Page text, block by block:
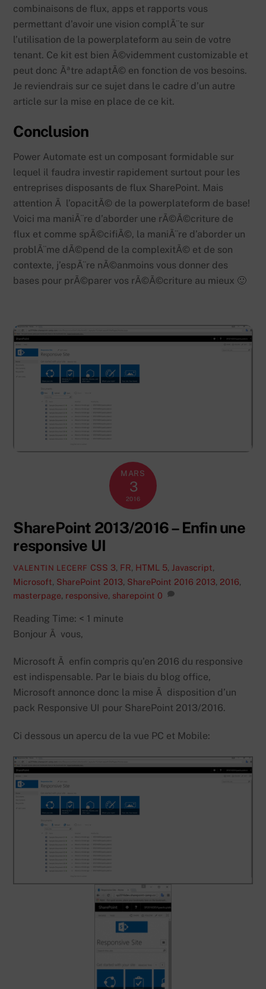
combinaisons de flux, apps et rapports vous
permettant d’avoir une vision complÃ¨te sur
l’utilisation de la powerplateform au sein de votre
tenant. Ce kit est bien Ã©videmment customizable et
peut donc Ãªtre adaptÃ© en fonction de vos besoins.
Je reviendrais sur ce sujet dans le cadre d’un autre
article sur la mise en place de ce kit.
Conclusion
Power Automate est un composant formidable sur
lequel il faudra investir rapidement surtout pour les
entreprises disposants de flux SharePoint. Mais
attention Ã l’opacitÃ© de la powerplateform de base!
Voici ma maniÃ¨re d’aborder une rÃ©Ã©criture de
flux et comme spÃ©cifiÃ©, la maniÃ¨re d’aborder un
problÃ¨me dÃ©pend de la complexitÃ© et de son
contexte, j’espÃ¨re nÃ©anmoins vous donner des
bases pour prÃ©parer vos rÃ©Ã©criture au mieux 🙂
MARS
3
2016
SharePoint 2013/2016 – Enfin une
responsive UI
VALENTIN LECERF CSS 3, FR, HTML 5, Javascript,
Microsoft, SharePoint 2013, SharePoint 2016 2013, 2016,
masterpage, responsive, sharepoint 0
Reading Time: < 1 minute
Bonjour Ã vous,
Microsoft Ã enfin compris qu’en 2016 du responsive
est indispensable. Par le biais du blog office,
Microsoft annonce donc la mise Ã disposition d’un
pack Responsive UI pour SharePoint 2013/2016.
Ci dessous un apercu de la vue PC et Mobile: